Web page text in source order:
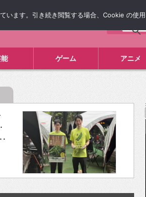
ゲーム アニメ
:
ます。引き続き閲覧する場合、Cookie の使用